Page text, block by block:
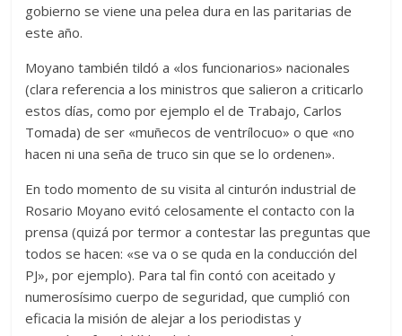
gobierno se viene una pelea dura en las paritarias de
este año.
Moyano también tildó a «los funcionarios» nacionales
(clara referencia a los ministros que salieron a criticarlo
estos días, como por ejemplo el de Trabajo, Carlos
Tomada) de ser «muñecos de ventrílocuo» o que «no
hacen ni una seña de truco sin que se lo ordenen».
En todo momento de su visita al cinturón industrial de
Rosario Moyano evitó celosamente el contacto con la
prensa (quizá por termor a contestar las preguntas que
todos se hacen: «se va o se quda en la conducción del
PJ», por ejemplo). Para tal fin contó con aceitado y
numerosísimo cuerpo de seguridad, que cumplió con
eficacia la misión de alejar a los periodistas y